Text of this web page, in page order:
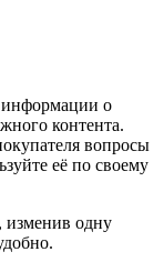
информации о
контента.
вопросы
её по своему
изменив одну